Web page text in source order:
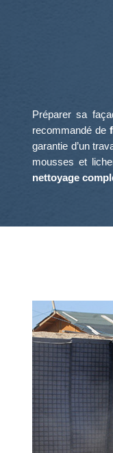
Préparer sa
recommandé de
garantie d’un
mousses et
nettoyage